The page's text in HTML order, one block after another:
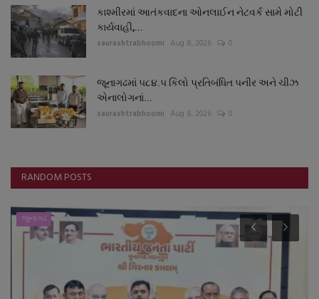
કાશ્મીરમાં આતંકવાદના ઓનલાઈન નેટવર્ક સામે મોટી
કાર્યવાહી,...
saurashtrabhoomi Aug 8, 2026 0
જૂનાગઢમાં ૫૮૪.૫ કિલો પ્રતિબંધિત પનીર અને ચીઝ
એનાલોગનાં...
saurashtrabhoomi Aug 8, 2026 0
RANDOM POSTS
જુનાગઢ